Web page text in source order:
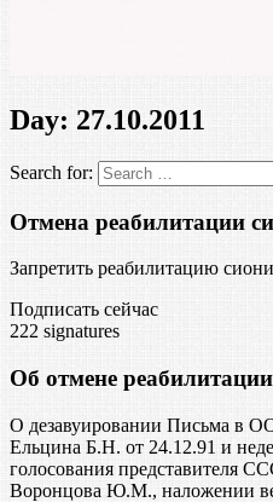
Day: 27.10.2011
Search for:
Отмена реабилитации
Запретить реабилитацию
Подписать сейчас
222 signatures
Об отмене
О дезавуировании Письма в
Ельцина Б.Н. от 24.12.91 и
голосования представителя
Воронцова Ю.М., наложении